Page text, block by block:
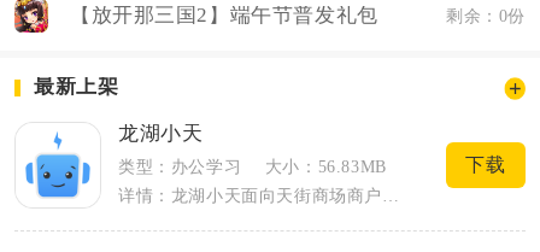
【放开那三国2】端午节普发礼包 剩余：0份
最新上架
龙湖小天
类型：办公学习
大小：56.83MB
详情：龙湖小天面向天街商场商户、商场运营工作人员打造，是适配商业综合体日常运营的移...
下载